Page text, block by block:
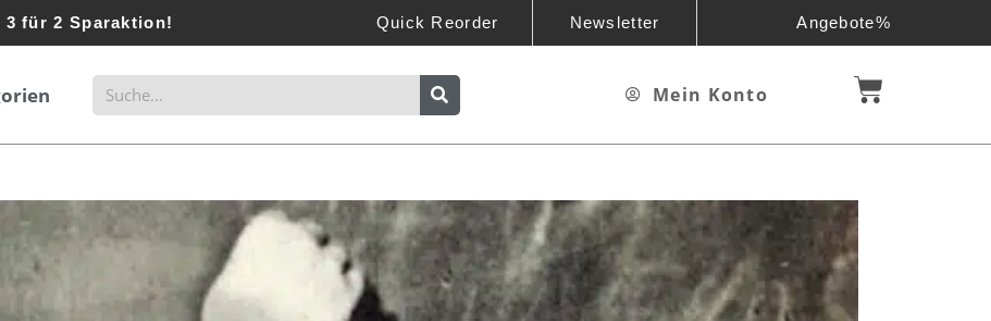
3 für 2 Sparaktion! Quick Reorder Newsletter Angebote%
Mein Konto